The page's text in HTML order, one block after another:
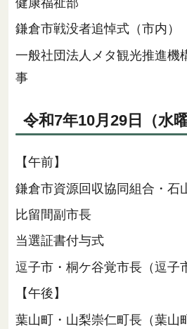
健康福祉部
鎌倉市戦没者追悼式（市内）
一般社団法人メタ観光推進機
事
令和7年10月29日（水曜
【午前】
鎌倉市資源回収協同組合・石
比留間副市長
当選証書付与式
逗子市・桐ケ谷覚市長（逗子
【午後】
葉山町・山梨崇仁町長（葉山